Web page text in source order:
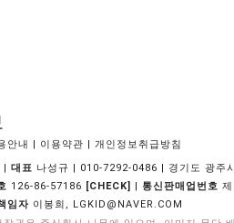
안내 이용약관
개인정보취급방침
| 대표 나성규 | 010-7292-0486 | 경기도 광주
126-86-57186 [CHECK] 통신판매업번호
임자 이봉희,
LGKID@NAVER.COM